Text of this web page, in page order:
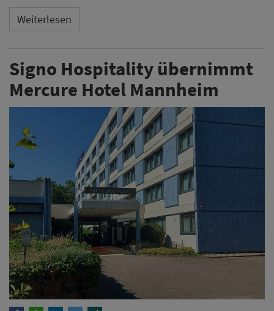
Weiterlesen
Signo Hospitality übernimmt
Mercure Hotel Mannheim